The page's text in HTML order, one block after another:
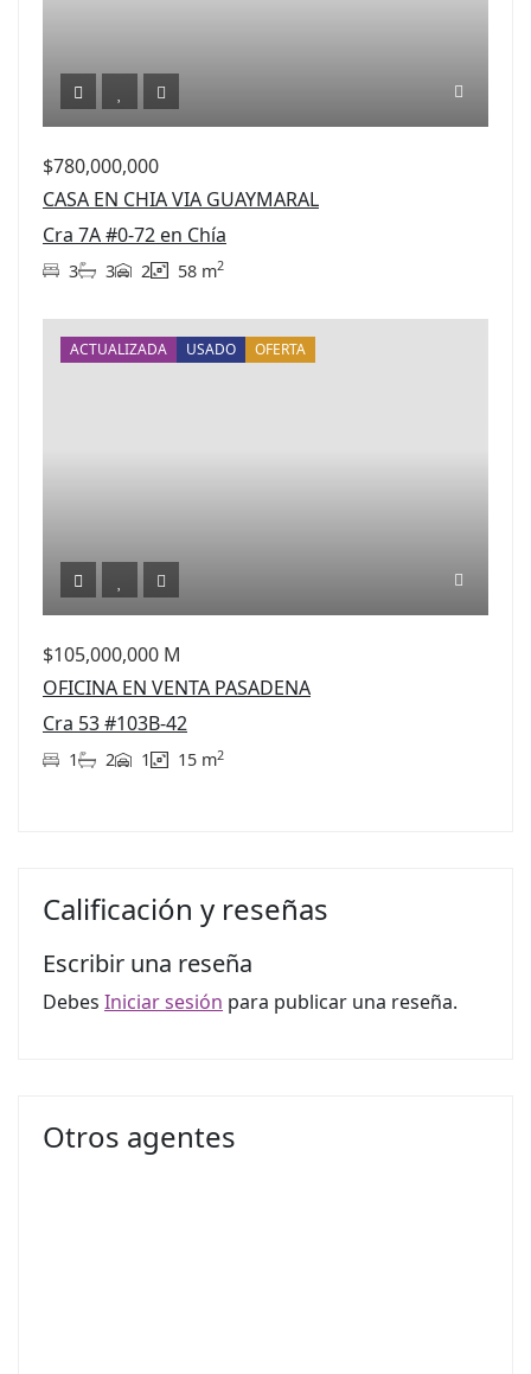
$780,000,000
CASA EN CHIA VIA GUAYMARAL
Cra 7A #0-72 en Chía
3 3 2 58 m2
ACTUALIZADA USADO OFERTA
$105,000,000 M
OFICINA EN VENTA PASADENA
Cra 53 #103B-42
1 2 1 15 m2
Calificación y reseñas
Escribir una reseña
Debes Iniciar sesión para publicar una reseña.
Otros agentes